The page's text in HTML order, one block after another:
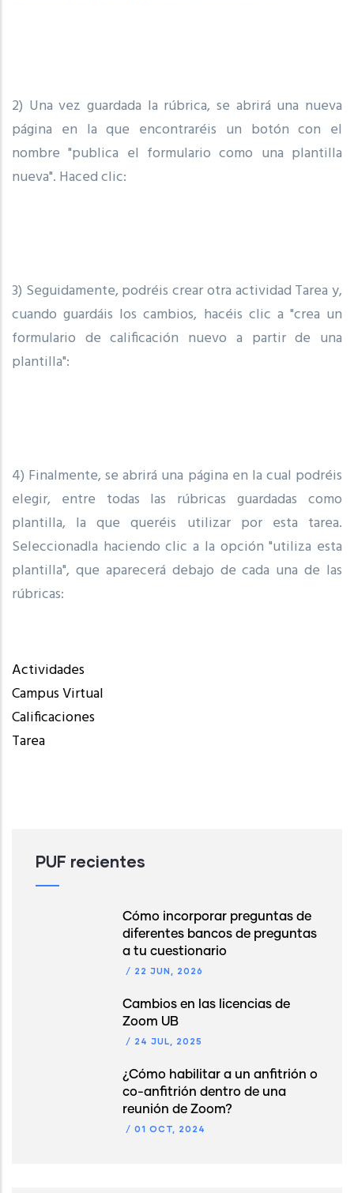
2) Una vez guardada la rúbrica, se abrirá una nueva
página en la que encontraréis un botón con el
nombre "publica el formulario como una plantilla
nueva". Haced clic:
3) Seguidamente, podréis crear otra actividad Tarea y,
cuando guardáis los cambios, hacéis clic a "crea un
formulario de calificación nuevo a partir de una
plantilla":
4) Finalmente, se abrirá una página en la cual podréis
elegir, entre todas las rúbricas guardadas como
plantilla, la que queréis utilizar por esta tarea.
Seleccionadla haciendo clic a la opción "utiliza esta
plantilla", que aparecerá debajo de cada una de las
rúbricas:
Actividades
Campus Virtual
Calificaciones
Tarea
PUF recientes
Cómo incorporar preguntas de
diferentes bancos de preguntas
a tu cuestionario
/ 22 JUN, 2026
Cambios en las licencias de
Zoom UB
/ 24 JUL, 2025
¿Cómo habilitar a un anfitrión o
co-anfitrión dentro de una
reunión de Zoom?
/ 01 OCT, 2024